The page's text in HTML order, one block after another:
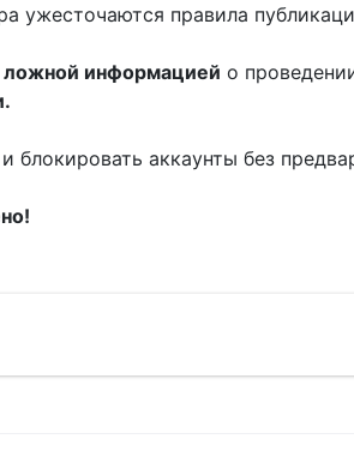
ужесточаются правила
ложной информацией о
аккаунты без